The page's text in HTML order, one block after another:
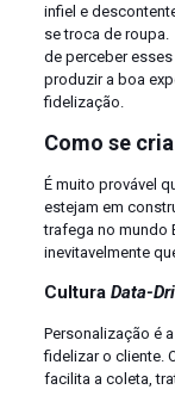
infiel e
se troca de
de perceber
produzir a boa
fidelização.
Como se
É muito provável
estejam em
trafega no mundo
inevitavelmente
Cultura Data-
Personalização é
fidelizar o cliente.
facilita a coleta,